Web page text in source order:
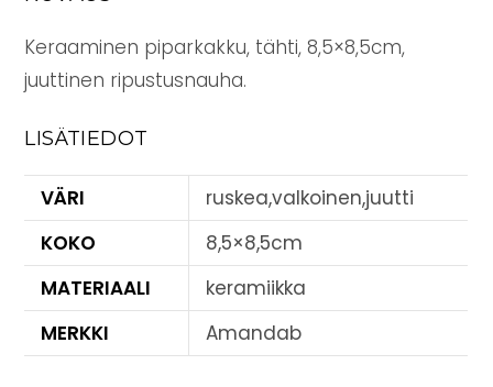
Keraaminen piparkakku, tähti, 8,5×8,5cm,
juuttinen ripustusnauha.
LISÄTIEDOT
VÄRI
ruskea,valkoinen,juutti
KOKO
8,5×8,5cm
MATERIAALI
keramiikka
MERKKI
Amandab